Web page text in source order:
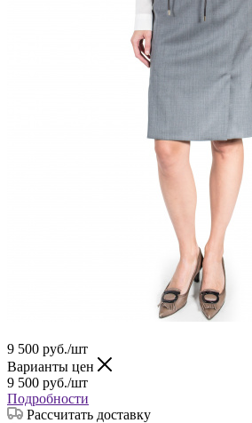
9 500 руб./шт
Варианты цен
9 500 руб./шт
Подробности
Рассчитать доставку